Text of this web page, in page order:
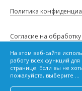
На этом веб-сайте
работу всех функций
странице. Если вы не
пожалуйста, выберите ...
Сведения о товарах,
являются публичной
предусмотренной
Федерации.
Политика
Согласие на
Политику в